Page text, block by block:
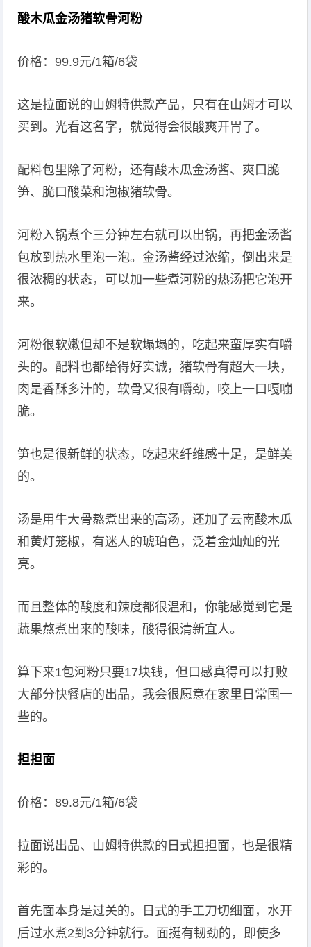
酸木瓜金汤猪软骨河粉
价格：99.9元/1箱/6袋
这是拉面说的山姆特供款产品，只有在山姆才可以
买到。光看这名字，就觉得会很酸爽开胃了。
配料包里除了河粉，还有酸木瓜金汤酱、爽口脆
笋、脆口酸菜和泡椒猪软骨。
河粉入锅煮个三分钟左右就可以出锅，再把金汤酱
包放到热水里泡一泡。金汤酱经过浓缩，倒出来是
很浓稠的状态，可以加一些煮河粉的热汤把它泡开
来。
河粉很软嫩但却不是软塌塌的，吃起来蛮厚实有嚼
头的。配料也都给得好实诚，猪软骨有超大一块，
肉是香酥多汁的，软骨又很有嚼劲，咬上一口嘎嘣
脆。
笋也是很新鲜的状态，吃起来纤维感十足，是鲜美
的。
汤是用牛大骨熬煮出来的高汤，还加了云南酸木瓜
和黄灯笼椒，有迷人的琥珀色，泛着金灿灿的光
亮。
而且整体的酸度和辣度都很温和，你能感觉到它是
蔬果熬煮出来的酸味，酸得很清新宜人。
算下来1包河粉只要17块钱，但口感真得可以打败
大部分快餐店的出品，我会很愿意在家里日常囤一
些的。
担担面
价格：89.8元/1箱/6袋
拉面说出品、山姆特供款的日式担担面，也是很精
彩的。
首先面本身是过关的。日式的手工刀切细面，水开
后过水煮2到3分钟就行。面挺有韧劲的，即使多